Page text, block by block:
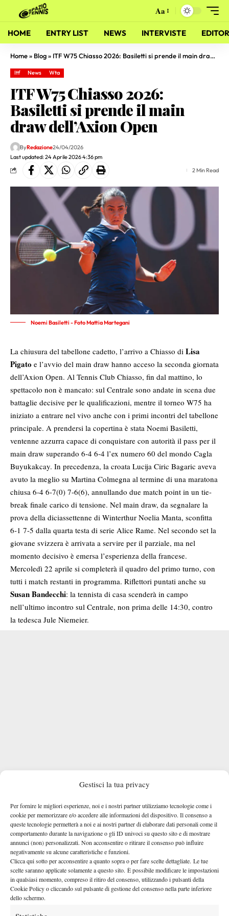
Gestisci la tua privacy
Per fornire le migliori esperienze, noi e i nostri partner utilizziamo tecnologie come i
cookie per memorizzare e/o accedere alle informazioni del dispositivo. Il consenso a
queste tecnologie permetterà a noi e ai nostri partner di elaborare dati personali come il
comportamento durante la navigazione o gli ID univoci su questo sito e di mostrare
annunci (non) personalizzati. Non acconsentire o ritirare il consenso può influire
negativamente su alcune caratteristiche e funzioni.
Clicca qui sotto per acconsentire a quanto sopra o per fare scelte dettagliate. Le tue
scelte saranno applicate solamente a questo sito. È possibile modificare le impostazioni
in qualsiasi momento, compreso il ritiro del consenso, utilizzando i pulsanti della
Cookie Policy o cliccando sul pulsante di gestione del consenso nella parte inferiore
dello schermo.
Aa
HOME ENTRY LIST NEWS INTERVISTE
Home» Blog» ITF W75 Chiasso 2026: Basiletti si prende il main draw dell’Axion Open
Itf News Wta
ITF W75 Chiasso 2026:
Basiletti si prende il main
draw dell’Axion Open
Last updated: 24 Aprile 2026 4:36 pm
ByRedazione24/04/2026
2 Min Read
Noemi Basiletti - Foto Mattia Martegani
La chiusura del tabellone cadetto, l’arrivo a Chiasso di Lisa
Pigato e l’avvio del main draw hanno acceso la seconda giornata
dell’Axion Open. Al Tennis Club Chiasso, fin dal mattino, lo
spettacolo non è mancato: sul Centrale sono andate in scena due
battaglie decisive per le qualificazioni, mentre il torneo W75 ha
iniziato a entrare nel vivo anche con i primi incontri del tabellone
principale. A prendersi la copertina è stata Noemi Basiletti,
ventenne azzurra capace di conquistare con autorità il pass per il
main draw superando 6-4 6-4 l’ex numero 60 del mondo Cagla
Buyukakcay. In precedenza, la croata Lucija Ciric Bagaric aveva
avuto la meglio su Martina Colmegna al termine di una maratona
chiusa 6-4 6-7(0) 7-6(6), annullando due match point in un tie-
break finale carico di tensione. Nel main draw, da segnalare la
prova della diciassettenne di Winterthur Noelia Manta, sconfitta
6-1 7-5 dalla quarta testa di serie Alice Rame. Nel secondo set la
giovane svizzera è arrivata a servire per il parziale, ma nel
momento decisivo è emersa l’esperienza della francese.
Mercoledì 22 aprile si completerà il quadro del primo turno, con
tutti i match restanti in programma. Riflettori puntati anche su
Susan Bandecchi: la tennista di casa scenderà in campo
nell’ultimo incontro sul Centrale, non prima delle 14:30, contro
la tedesca Jule Niemeier.
LE PAROLE DI BASILETTI
“Conoscevo bene la mia avversaria, è stata molto alta in
classifica e sapevo che ama stare con intelligenza nello scambio